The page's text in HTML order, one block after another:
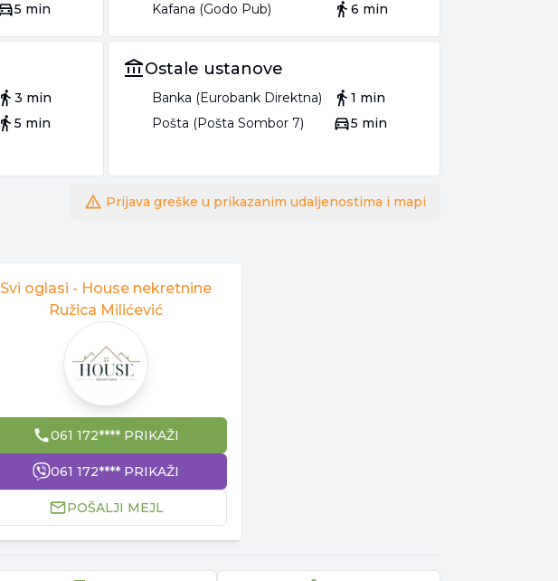
5 min
Kafana (Godo Pub)
6 min
3 min
5 min
Ostale ustanove
Banka (Eurobank Direktna)
1 min
Pošta (Pošta Sombor 7)
5 min
Prijava greške u prikazanim udaljenostima i mapi
Svi oglasi - House nekretnine
Ružica Milićević
061 172**** PRIKAŽI
061 172**** PRIKAŽI
POŠALJI MEJL